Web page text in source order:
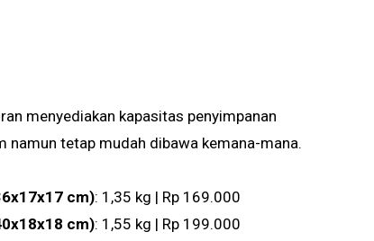
namun tetap mudah dibawa kemana-mana.
cm): 1,35 kg | Rp 169.000
cm): 1,55 kg | Rp 199.000